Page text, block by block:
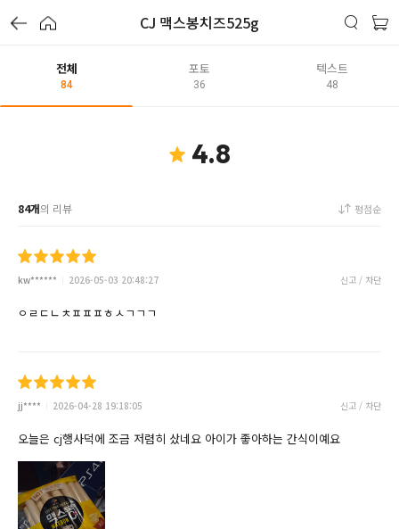
CJ 맥스봉치즈525g
전체
84
포토
36
텍스트
48
4.8
84개의 리뷰 평점순
kw****** 2026-05-03 20:48:27 신고 / 차단
ㅇㄹㄷㄴㅊㅍㅍㅍㅎㅅㄱㄱㄱ
jj**** 2026-04-28 19:18:05 신고 / 차단
오늘은 cj행사덕에 조금 저렴히 샀네요 아이가 좋아하는 간식이예요